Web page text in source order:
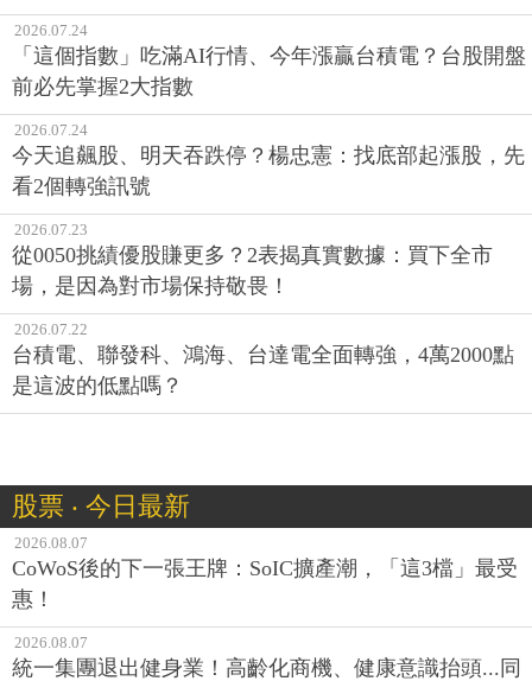
2026.07.24
「這個指數」吃滿AI行情、今年漲贏台積電？台股開盤
前必先掌握2大指數
2026.07.24
今天追飆股、明天吞跌停？楊忠憲：找底部起漲股，先
看2個轉強訊號
2026.07.23
從0050挑績優股賺更多？2表揭真實數據：買下全市
場，是因為對市場保持敬畏！
2026.07.22
台積電、聯發科、鴻海、台達電全面轉強，4萬2000點
是這波的低點嗎？
股票 ‧ 今日最新
2026.08.07
CoWoS後的下一張王牌：SoIC擴產潮，「這3檔」最受
惠！
2026.08.07
統一集團退出健身業！高齡化商機、健康意識抬頭...同